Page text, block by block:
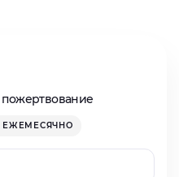
пожертвование
ЕЖЕМЕСЯЧНО